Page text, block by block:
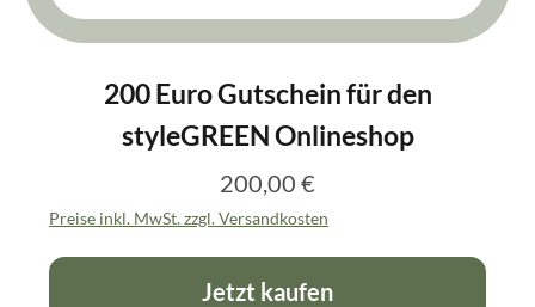
200 Euro Gutschein für den
styleGREEN Onlineshop
Regulärer Preis:
200,00 €
Preise inkl. MwSt. zzgl. Versandkosten
Jetzt kaufen